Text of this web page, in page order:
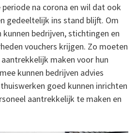
na corona en wil dat ook
gedeeltelijk ins stand blijft. Om
bedrijven, stichtingen en
vouchers krijgen. Zo moeten
maken voor hun
kunnen bedrijven advies
goed kunnen inrichten
aantrekkelijk te maken en